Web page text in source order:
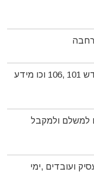
אתר רשות המיסים - הורדת טפסים לעובד חדש 101 ,106 וכו מידע
למשלם ולמקבל
ועובדים ,ימי